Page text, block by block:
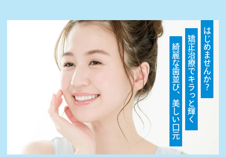
はじめませんか？
矯正治療でキラっと輝く
綺麗な歯並び、美しい口元